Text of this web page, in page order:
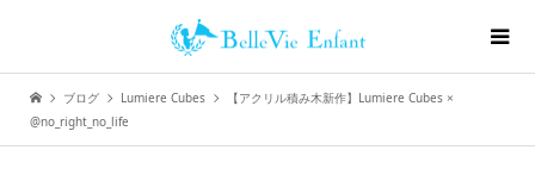
ブログ Lumiere Cubes
【アクリル積み木新作】Lumiere Cubes ×
@no_right_no_life